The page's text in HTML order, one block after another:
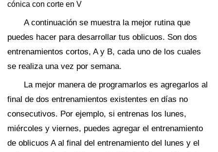
cónica con corte en V
A continuación se muestra la mejor rutina que
puedes hacer para desarrollar tus oblicuos. Son dos
entrenamientos cortos, A y B, cada uno de los cuales
se realiza una vez por semana.
La mejor manera de programarlos es agregarlos al
final de dos entrenamientos existentes en días no
consecutivos. Por ejemplo, si entrenas los lunes,
miércoles y viernes, puedes agregar el entrenamiento
de oblicuos A al final del entrenamiento del lunes y el